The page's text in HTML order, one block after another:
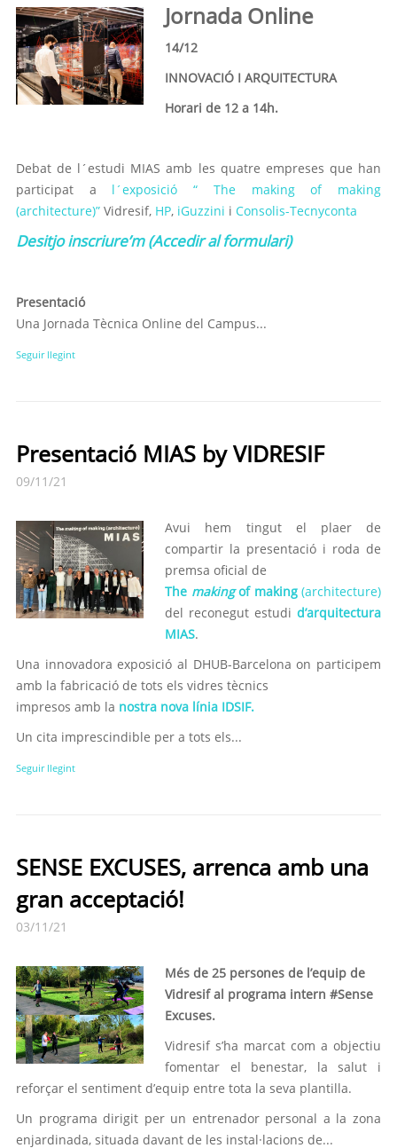
Jornada Online
14/12
INNOVACIÓ I ARQUITECTURA
Horari de 12 a 14h.
Debat de l´estudi MIAS amb les quatre empreses que han
participat a l´exposició “ The making of making
(architecture)” Vidresif, HP, iGuzzini i Consolis-Tecnyconta
Desitjo inscriure’m (Accedir al formulari)
Presentació
Una Jornada Tècnica Online del Campus...
Seguir llegint
Presentació MIAS by VIDRESIF
09/11/21
Avui hem tingut el plaer de
compartir la presentació i roda de
premsa oficial de
The makingof making(architecture)
del reconegut estudi d’arquitectura
MIAS.
Una innovadora exposició al DHUB-Barcelona on participem
amb la fabricació de tots els vidres tècnics
impresos amb la nostra nova línia IDSIF.
Un cita imprescindible per a tots els...
Seguir llegint
SENSE EXCUSES, arrenca amb una
gran acceptació!
03/11/21
Més de 25 persones de l’equip de
Vidresif al programa intern #Sense
Excuses.
Vidresif s’ha marcat com a objectiu
fomentar el benestar, la salut i
reforçar el sentiment d’equip entre tota la seva plantilla.
Un programa dirigit per un entrenador personal a la zona
enjardinada, situada davant de les instal·lacions de...